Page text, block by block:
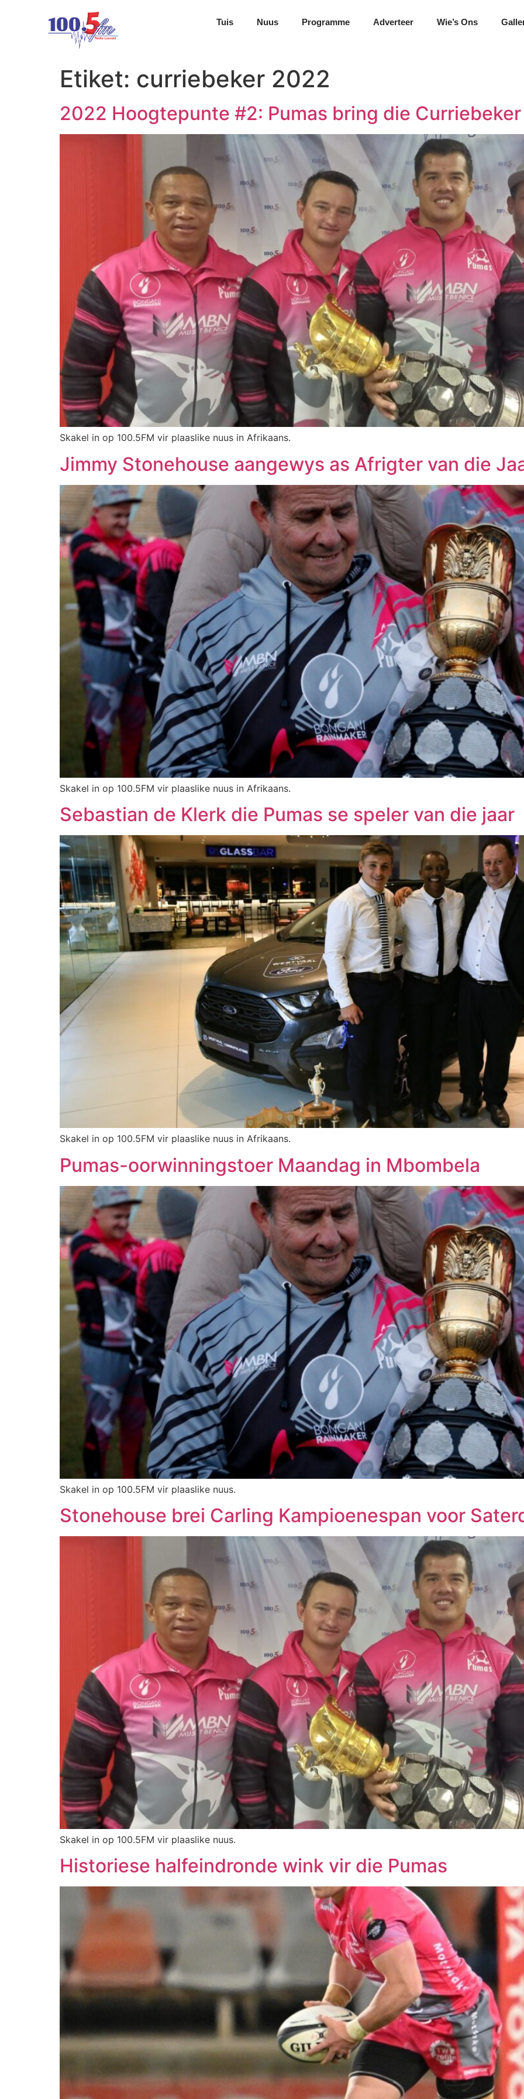
Tuis Nuus Programme Adverteer Wie’s Ons
Etiket: curriebeker 2022
2022 Hoogtepunte #2: Pumas bring die
Skakel in op 100.5FM vir plaaslike nuus in Afrikaans.
Jimmy Stonehouse aangewys as Afrigter van die
Skakel in op 100.5FM vir plaaslike nuus in Afrikaans.
Sebastian de Klerk die Pumas se speler van die jaar
Skakel in op 100.5FM vir plaaslike nuus in Afrikaans.
Pumas-oorwinningstoer Maandag in Mbombela
Skakel in op 100.5FM vir plaaslike nuus.
Stonehouse brei Carling Kampioenespan voor
Skakel in op 100.5FM vir plaaslike nuus.
Historiese halfeindronde wink vir die Pumas